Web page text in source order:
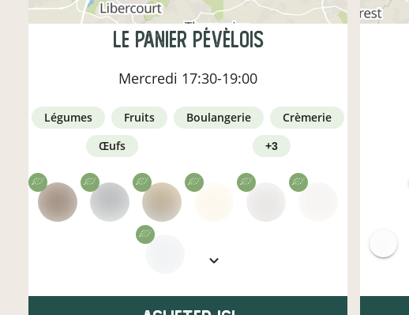
Le panier pévèlois
Mercredi 17:30-19:00
légumes fruits boulangerie
crèmerie
œufs
+3